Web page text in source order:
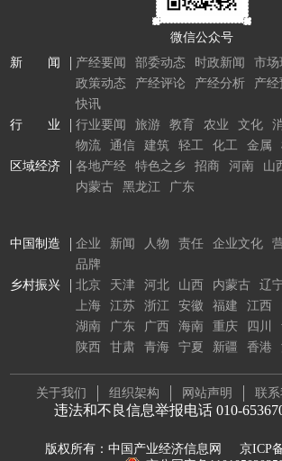
微信公众号
新 闻
产经要闻 部委动态 时政新闻 市场
政策动态
产经评论 产经分析 产
快讯
行 业
行业要闻 旅游 教育 农业 文化
物流
通信 建筑 轻工 化工 金属
区域经济
各地产经 特色之乡 招商 河南 山
内蒙古
黑龙江 广东
中国制造 企业 新闻 人物 责任 企业文化
品牌
乡村振兴
北京 天津 河北 山西 内蒙古 辽
上海
江苏 浙江 安徽 福建 江西
湖南
广东 广西 海南 重庆 四川
陕西
甘肃 青海 宁夏 新疆 香港
关于我们 组织架构 网站声明 联系
违法和不良信息举报电话 010-
版权所有：中国产业经济信息网
京ICP